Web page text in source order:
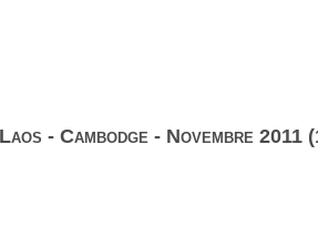
- Cambodge - Novembre 2011